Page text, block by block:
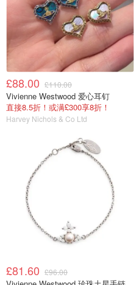
£88.00 £110.00
Vivienne Westwood 爱心耳钉
直接8.5折！或满£300享8折！
Harvey Nichols & Co Ltd
£81.60 £96.00